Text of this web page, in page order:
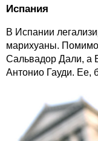
Испания
В Испании
марихуаны. Помимо
Сальвадор Дали, а
Антонио Гауди. Ее,